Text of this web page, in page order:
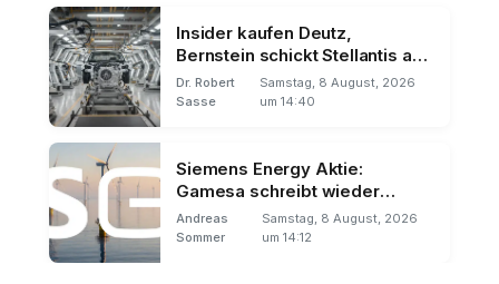
Insider kaufen Deutz,
Bernstein schickt Stellantis auf
Talfahrt
Dr. Robert
Sasse
Samstag, 8 August, 2026
um 14:40
Siemens Energy Aktie:
Gamesa schreibt wieder
schwarze Zahlen
Andreas
Sommer
Samstag, 8 August, 2026
um 14:12